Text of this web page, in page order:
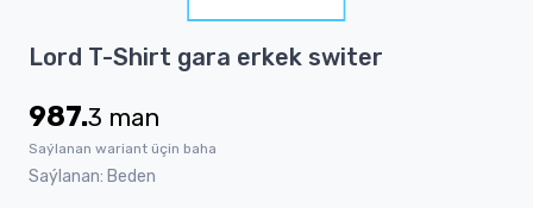
1
1
Lord T-Shirt gara erkek switer
987.3 man
Saýlanan wariant üçin baha
Saýlanan: Beden